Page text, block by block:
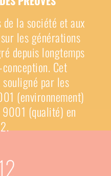
la société et aux
les générations
depuis longtemps
Cet
par les
(environnement)
(qualité) en